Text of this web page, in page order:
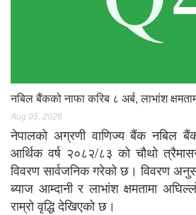
नबिल बैंकको नाफा करिब ८ अर्ब, लाभांश
Aug 05, 2026
नेपालको अग्रणी वाणिज्य बैंक नबिल
आर्थिक वर्ष २०८२/८३ को चौथो
विवरण सार्वजनिक गरेको छ। विवरण
ब्याज आम्दानी र लाभांश क्षमतामा
राम्रो वृद्धि देखिएको छ।